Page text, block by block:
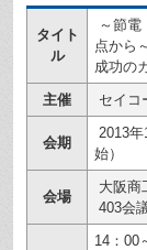
タイト
ル
～節電
点から～
成功の
主催
セイコ
会期
2013
始）
会場
大阪商
403会
14：00